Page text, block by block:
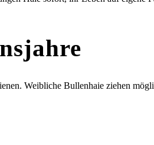
Weibliche Bullenhaie ziehen